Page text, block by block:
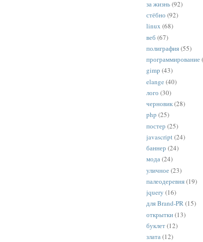
за жизнь(92)
стёбно (92)
linux (68)
веб (67)
полиграфия(55)
программирование
gimp (43)
elange (40)
лого (30)
черновик(28)
php (25)
постер (25)
javascript(24)
баннер (24)
мода(24)
уличное(23)
палеодеревня(19)
jquery (16)
для Brand-PR(15)
открытки(13)
буклет(12)
злата(12)